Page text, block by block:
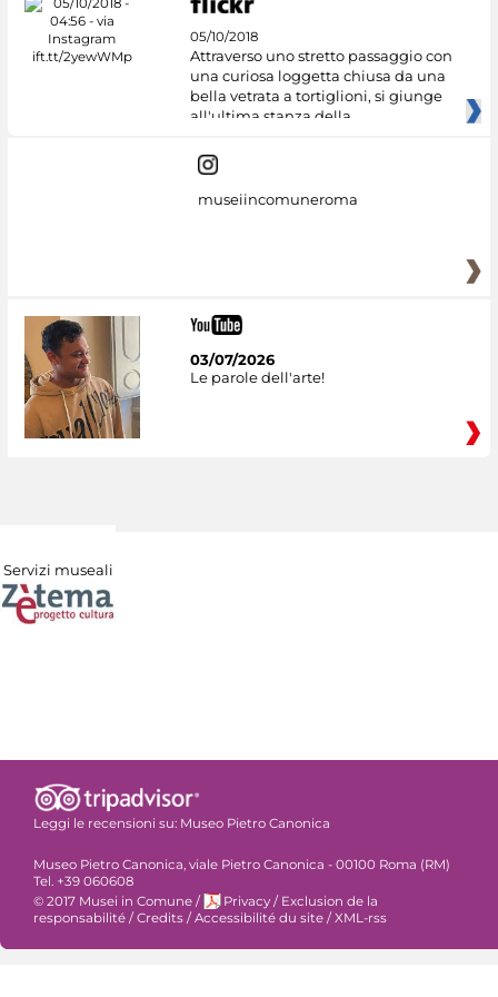
05/10/2018
Attraverso uno stretto passaggio con
una curiosa loggetta chiusa da una
bella vetrata a tortiglioni, si giunge
all'ultima stanza della
museiincomuneroma
03/07/2026
Le parole dell'arte!
Servizi museali
Leggi le recensioni su: Museo Pietro Canonica
Museo Pietro Canonica, viale Pietro Canonica - 00100 Roma (RM)
Tel. +39 060608
© 2017 Musei in Comune / Privacy / Exclusion de la
responsabilité /Credits /Accessibilité du site /XML-rss